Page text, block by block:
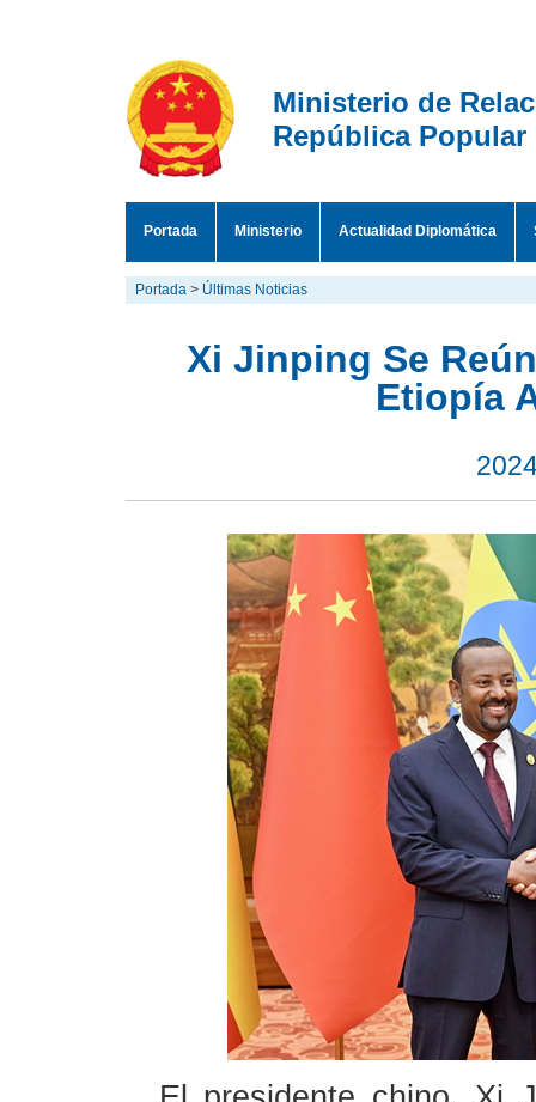
Ministerio de
República Popular
Portada Ministerio Actualidad Diplomática
Portada > Últimas Noticias
Xi Jinping Se
Etiopía